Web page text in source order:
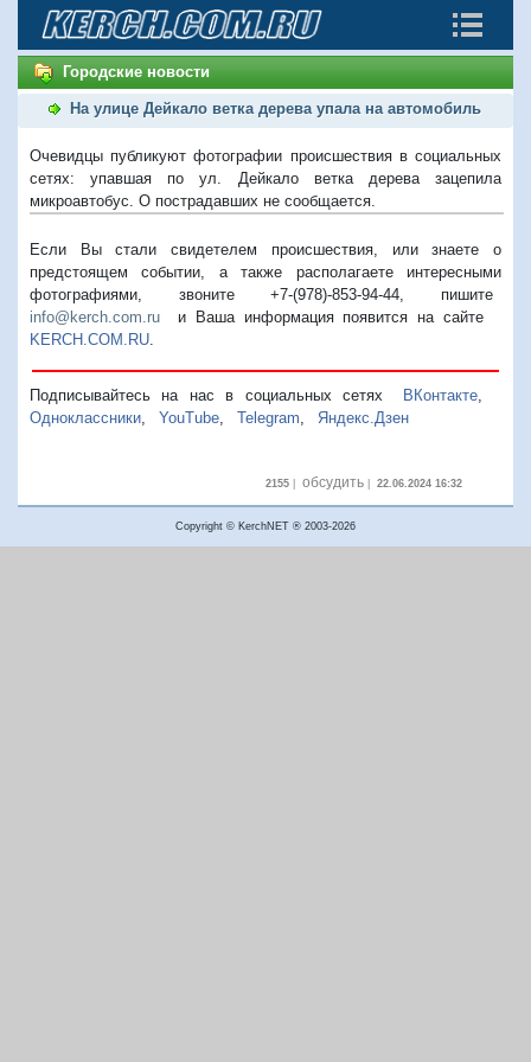
Городские новости
На улице Дейкало ветка дерева упала на автомобиль
Очевидцы публикуют фотографии происшествия в социальных
сетях: упавшая по ул. Дейкало ветка дерева зацепила
микроавтобус. О пострадавших не сообщается.
Если Вы стали свидетелем происшествия, или знаете о
предстоящем событии, а также располагаете интересными
фотографиями, звоните +7-(978)-853-94-44, пишите
info@kerch.com.ru и Ваша информация появится на сайте
KERCH.COM.RU
Подписывайтесь на нас в социальных сетях ВКонтакте,
Одноклассники
YouTube Telegram Яндекс.Дзен
2155| обсудить| 22.06.2024 16:32
Copyright © KerchNET ® 2003-2026